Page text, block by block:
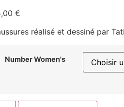
€
réalisé et dessiné par
Number Women's